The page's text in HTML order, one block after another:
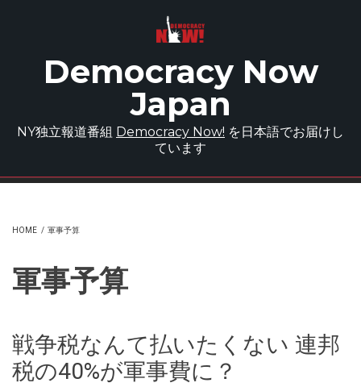
Democracy Now
Japan
NY独立報道番組 Democracy Now! を日本語でお届けし
ています
HOME / 軍事予算
軍事予算
戦争税なんて払いたくない 連邦
税の40%が軍事費に？